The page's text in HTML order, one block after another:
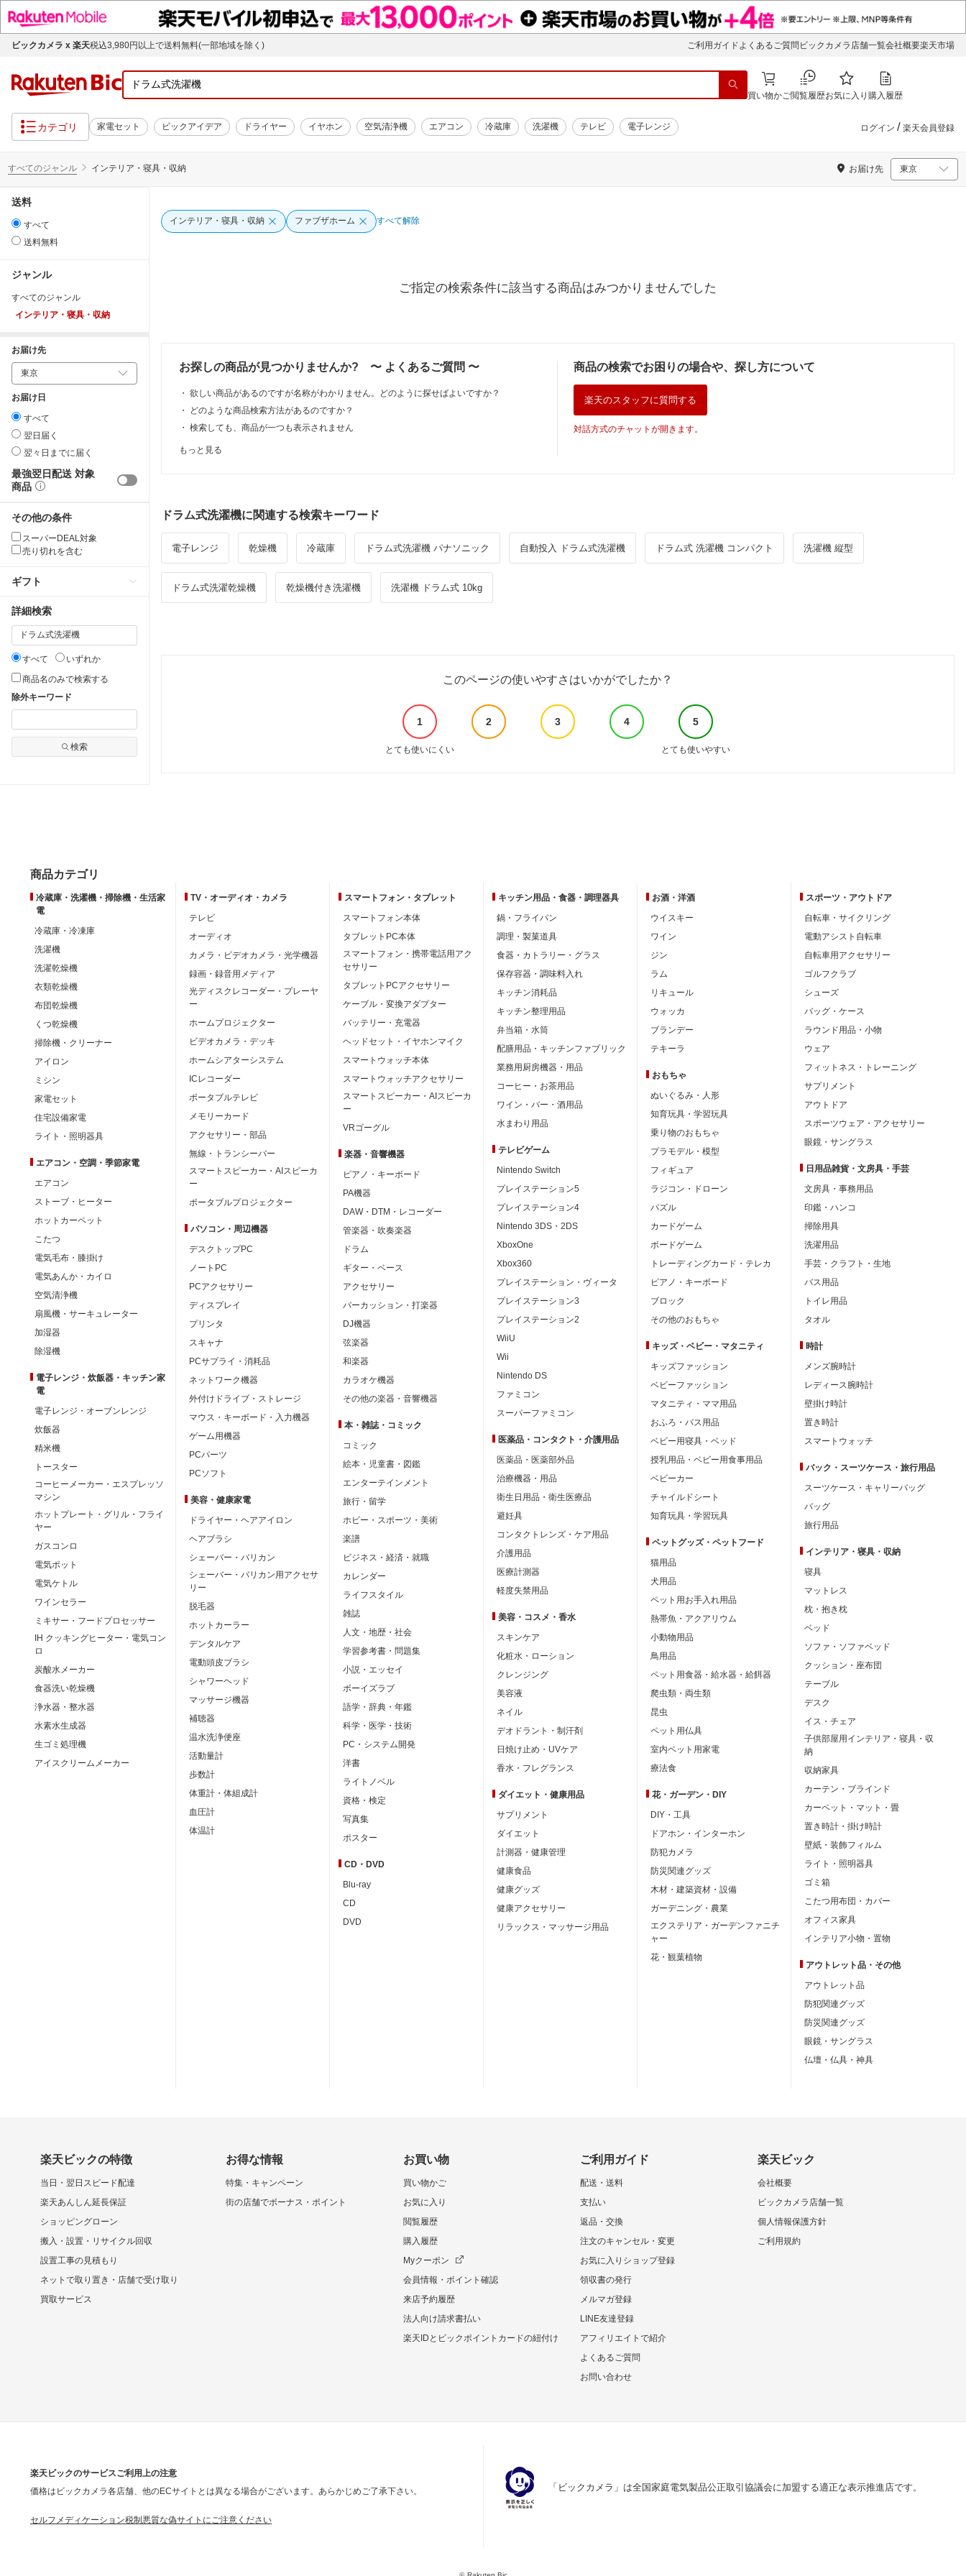
ビックカメラ x 楽天税込3,980円以上で送料無料(一部地域を除く) ご利用ガイド よくあるご質問 ビックカメラ店舗一覧会社概要楽天市場
買い物かご閲覧履歴お気に入り 購入履歴
カテゴリ 家電セット ビックアイデア ドライヤー イヤホン 空気清浄機 エアコン 冷蔵庫 洗濯機 テレビ 電子レンジ ログイン / 楽天会員登録
すべてのジャンル インテリア・寝具・収納 お届け先
送料
すべて
送料無料
ジャンル
すべてのジャンル
インテリア・寝具・収納
お届け先
お届け日
すべて
翌日届く
翌々日までに届く
最強翌日配送 対象
商品
その他の条件
スーパーDEAL対象
売り切れを含む
ギフト
詳細検索
すべて
いずれか
商品名のみで検索する
除外キーワード
検索
インテリア・寝具・収納 ファブザホーム すべて解除
ご指定の検索条件に該当する商品はみつかりませんでした
お探しの商品が見つかりませんか? 〜 よくあるご質問 〜
・ 欲しい商品があるのですが名称がわかりません。どのように探せばよいですか？
・
どのような商品検索方法があるのですか？
・ 検索しても、商品が一つも表示されません
もっと見る
商品の検索でお困りの場合や、探し方について
楽天のスタッフに質問する
対話方式のチャットが開きます。
ドラム式洗濯機に関連する検索キーワード
電子レンジ 乾燥機 冷蔵庫 ドラム式洗濯機 パナソニック 自動投入 ドラム式洗濯機 ドラム式 洗濯機 コンパクト 洗濯機 縦型
ドラム式洗濯乾燥機 乾燥機付き洗濯機 洗濯機 ドラム式 10kg
このページの使いやすさはいかがでしたか？
1 2 3 4 5
とても使いにくい とても使いやすい
商品カテゴリ
冷蔵庫・洗濯機・掃除機・生活家
電
冷蔵庫・冷凍庫
洗濯機
洗濯乾燥機
衣類乾燥機
布団乾燥機
くつ乾燥機
掃除機・クリーナー
アイロン
ミシン
家電セット
住宅設備家電
ライト・照明器具
エアコン・空調・季節家電
エアコン
ストーブ・ヒーター
ホットカーペット
こたつ
電気毛布・膝掛け
電気あんか・カイロ
空気清浄機
扇風機・サーキュレーター
加湿器
除湿機
電子レンジ・炊飯器・キッチン家
電
電子レンジ・オーブンレンジ
炊飯器
精米機
トースター
コーヒーメーカー・エスプレッソ
マシン
ホットプレート・グリル・フライ
ヤー
ガスコンロ
電気ポット
電気ケトル
ワインセラー
ミキサー・フードプロセッサー
IH クッキングヒーター・電気コン
ロ
炭酸水メーカー
食器洗い乾燥機
浄水器・整水器
水素水生成器
生ゴミ処理機
アイスクリームメーカー
TV・オーディオ・カメラ
テレビ
オーディオ
カメラ・ビデオカメラ・光学機器
録画・録音用メディア
光ディスクレコーダー・プレーヤ
ー
ホームプロジェクター
ビデオカメラ・デッキ
ホームシアターシステム
ICレコーダー
ポータブルテレビ
メモリーカード
アクセサリー・部品
無線・トランシーバー
スマートスピーカー・AIスピーカ
ー
ポータブルプロジェクター
パソコン・周辺機器
デスクトップPC
ノートPC
PCアクセサリー
ディスプレイ
プリンタ
スキャナ
PCサプライ・消耗品
ネットワーク機器
外付けドライブ・ストレージ
マウス・キーボード・入力機器
ゲーム用機器
PCパーツ
PCソフト
美容・健康家電
ドライヤー・ヘアアイロン
ヘアブラシ
シェーバー・バリカン
シェーバー・バリカン用アクセサ
リー
脱毛器
ホットカーラー
デンタルケア
電動頭皮ブラシ
シャワーヘッド
マッサージ機器
補聴器
温水洗浄便座
活動量計
歩数計
体重計・体組成計
血圧計
体温計
スマートフォン・ タブレット
スマートフォン本体
タブレットPC本体
スマートフォン・携帯電話用アク
セサリー
タブレットPCアクセサリー
ケーブル・変換アダプター
バッテリー・充電器
ヘッドセット・イヤホンマイク
スマートウォッチ本体
スマートウォッチアクセサリー
スマートスピーカー・AIスピーカ
ー
VRゴーグル
楽器・音響機器
ピアノ・キーボード
PA機器
DAW・DTM・レコーダー
管楽器・吹奏楽器
ドラム
ギター・ベース
アクセサリー
パーカッション・打楽器
DJ機器
弦楽器
和楽器
カラオケ機器
その他の楽器・音響機器
本・雑誌・コミック
コミック
絵本・児童書・図鑑
エンターテインメント
旅行・留学
ホビー・スポーツ・美術
楽譜
ビジネス・経済・就職
カレンダー
ライフスタイル
雑誌
人文・地歴・社会
学習参考書・問題集
小説・エッセイ
ボーイズラブ
語学・辞典・年鑑
科学・医学・技術
PC・システム開発
洋書
ライトノベル
資格・検定
写真集
ポスター
CD・DVD
Blu-ray
CD
DVD
キッチン用品・ 食器・調理器具
鍋・フライパン
調理・製菓道具
食器・カトラリー・グラス
保存容器・調味料入れ
キッチン消耗品
キッチン整理用品
弁当箱・水筒
配膳用品・キッチンファブリック
業務用厨房機器・用品
コーヒー・お茶用品
ワイン・バー・酒用品
水まわり用品
テレビゲーム
Nintendo Switch
プレイステーション5
プレイステーション4
Nintendo 3DS・2DS
XboxOne
Xbox360
プレイステーション・ヴィータ
プレイステーション3
プレイステーション2
WiiU
Wii
Nintendo DS
ファミコン
スーパーファミコン
医薬品・コンタクト・介護用品
医薬品・医薬部外品
治療機器・用品
衛生日用品・衛生医療品
避妊具
コンタクトレンズ・ケア用品
介護用品
医療計測器
軽度失禁用品
美容・コスメ・香水
スキンケア
化粧水・ローション
クレンジング
美容液
ネイル
デオドラント・制汗剤
日焼け止め・UVケア
香水・フレグランス
ダイエット・ 健康用品
サプリメント
ダイエット
計測器・健康管理
健康食品
健康グッズ
健康アクセサリー
リラックス・マッサージ用品
お酒・洋酒
ウイスキー
ワイン
ジン
ラム
リキュール
ウォッカ
ブランデー
テキーラ
おもちゃ
ぬいぐるみ・人形
知育玩具・学習玩具
乗り物のおもちゃ
プラモデル・模型
フィギュア
ラジコン・ドローン
パズル
カードゲーム
ボードゲーム
トレーディングカード・テレカ
ピアノ・キーボード
ブロック
その他のおもちゃ
キッズ・ベビー・ マタニティ
キッズファッション
ベビーファッション
マタニティ・ママ用品
おふろ・バス用品
ベビー用寝具・ベッド
授乳用品・ベビー用食事用品
ベビーカー
チャイルドシート
知育玩具・学習玩具
ペットグッズ・ペットフード
猫用品
犬用品
ペット用お手入れ用品
熱帯魚・アクアリウム
小動物用品
鳥用品
ペット用食器・給水器・給餌器
爬虫類・両生類
昆虫
ペット用仏具
室内ペット用家電
療法食
花・ガーデン・DIY
DIY・工具
ドアホン・インターホン
防犯カメラ
防災関連グッズ
木材・建築資材・設備
ガーデニング・農業
エクステリア・ガーデンファニチ
ャー
花・観葉植物
スポーツ・ アウトドア
自転車・サイクリング
電動アシスト自転車
自転車用アクセサリー
ゴルフクラブ
シューズ
バッグ・ケース
ラウンド用品・小物
ウェア
フィットネス・トレーニング
サプリメント
アウトドア
スポーツウェア・アクセサリー
眼鏡・サングラス
日用品雑貨・文房具・手芸
文房具・事務用品
印鑑・ハンコ
掃除用具
洗濯用品
手芸・クラフト・生地
バス用品
トイレ用品
タオル
時計
メンズ腕時計
レディース腕時計
壁掛け時計
置き時計
スマートウォッチ
バック・スーツケース・旅行用品
スーツケース・キャリーバッグ
バッグ
旅行用品
インテリア・ 寝具・収納
寝具
マットレス
枕・抱き枕
ベッド
ソファ・ソファベッド
クッション・座布団
テーブル
デスク
イス・チェア
子供部屋用インテリア・寝具・収
納
収納家具
カーテン・ブラインド
カーペット・マット・畳
置き時計・掛け時計
壁紙・装飾フィルム
ライト・照明器具
ゴミ箱
こたつ用布団・カバー
オフィス家具
インテリア小物・置物
アウトレット品・ その他
アウトレット品
防犯関連グッズ
防災関連グッズ
眼鏡・サングラス
仏壇・仏具・神具
楽天ビックの特徴
当日・翌日スピード配達
楽天あんしん延長保証
ショッピングローン
搬入・設置・リサイクル回収
設置工事の見積もり
ネットで取り置き・店舗で受け取り
買取サービス
お得な情報
特集・キャンペーン
街の店舗でボーナス・ポイント
お買い物
買い物かご
お気に入り
閲覧履歴
購入履歴
Myクーポン
会員情報・ポイント確認
来店予約履歴
法人向け請求書払い
楽天IDとビックポイントカードの紐付け
ご利用ガイド
配送・送料
支払い
返品・交換
注文のキャンセル・変更
お気に入りショップ登録
領収書の発行
メルマガ登録
LINE友達登録
アフィリエイトで紹介
よくあるご質問
お問い合わせ
楽天ビック
会社概要
ビックカメラ店舗一覧
個人情報保護方針
ご利用規約
楽天ビックのサービスご利用上の注意
価格はビックカメラ各店舗、他のECサイトとは異なる場合がございます。あらかじめご了承下さい。
セルフメディケーション税制悪質な偽サイトにご注意ください
「ビックカメラ」は全国家庭電気製品公正取引協議会に加盟する適正な表示推進店です。